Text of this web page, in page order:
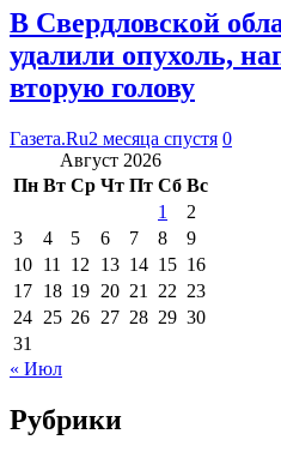
В Свердловской
удалили опухоль,
вторую голову
Газета.Ru2 месяца спустя 0
Август 2026
Пн Вт Ср Чт Пт Сб Вс
1
2
3
4 5 6 7 8
9
10 11 12 13 14 15 16
17 18 19 20 21 22 23
24 25 26 27 28 29 30
31
« Июл
Рубрики